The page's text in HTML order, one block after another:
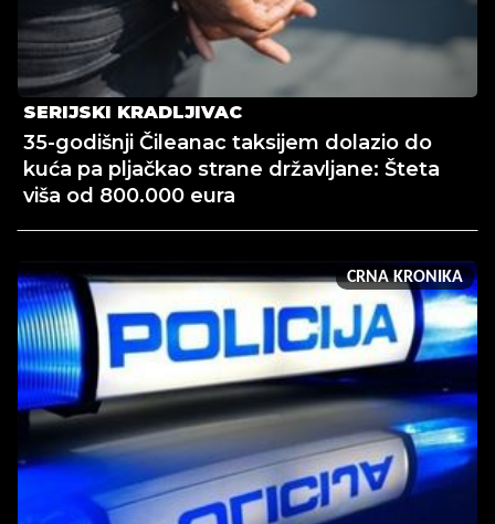
SERIJSKI KRADLJIVAC
35-godišnji Čileanac taksijem dolazio do
kuća pa pljačkao strane državljane: Šteta
viša od 800.000 eura
CRNA KRONIKA